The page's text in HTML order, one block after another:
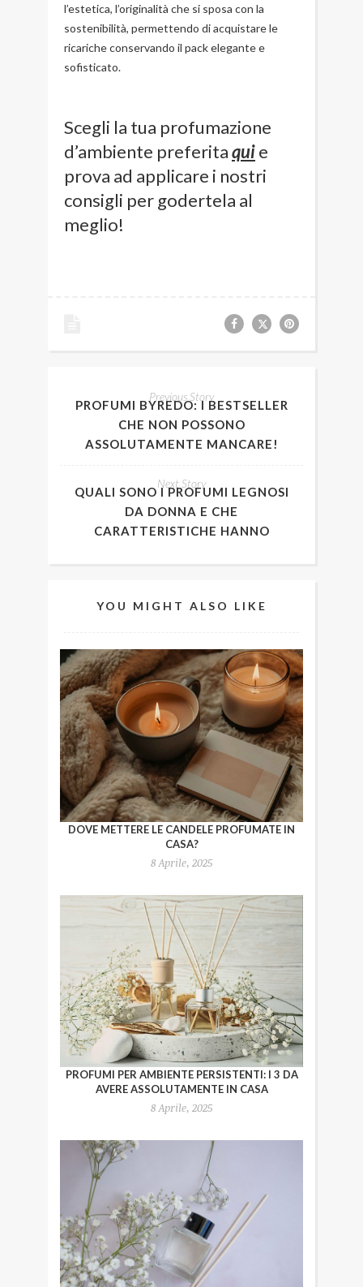
l’estetica, l’originalità che si sposa con la
sostenibilità, permettendo di acquistare le
ricariche conservando il pack elegante e
sofisticato.
Scegli la tua profumazione
d’ambiente preferitaquie
prova ad applicare i nostri
consigli per godertela al
meglio!
Previous Story
PROFUMI BYREDO: I BESTSELLER
CHE NON POSSONO
ASSOLUTAMENTE MANCARE!
Next Story
QUALI SONO I PROFUMI LEGNOSI
DA DONNA E CHE
CARATTERISTICHE HANNO
YOU MIGHT ALSO LIKE
DOVE METTERE LE CANDELE PROFUMATE IN
CASA?
8 Aprile, 2025
PROFUMI PER AMBIENTE PERSISTENTI: I 3 DA
AVERE ASSOLUTAMENTE IN CASA
8 Aprile, 2025